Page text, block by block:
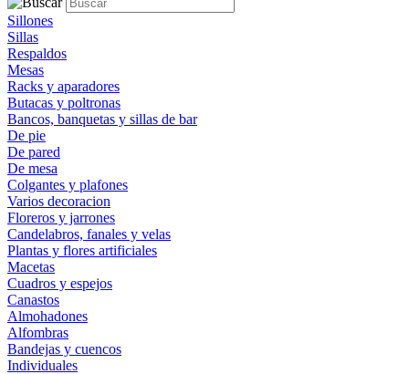
Sillones
Sillas
Respaldos
Mesas
Racks y aparadores
Butacas y poltronas
Bancos, banquetas y sillas de bar
De pie
De pared
De mesa
Colgantes y plafones
Varios decoracion
Floreros y jarrones
Candelabros, fanales y velas
Plantas y flores artificiales
Macetas
Cuadros y espejos
Canastos
Almohadones
Alfombras
Bandejas y cuencos
Individuales